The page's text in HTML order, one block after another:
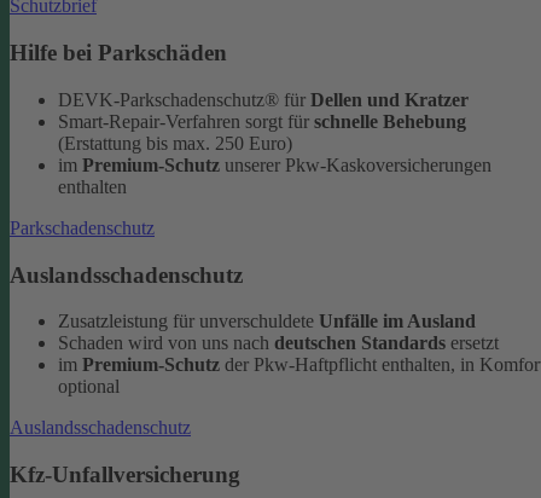
Schutzbrief
Hilfe bei Parkschäden
DEVK-Parkschadenschutz® für Dellen und Kratzer
Smart-Repair-Verfahren sorgt für schnelle Behebung
(Erstattung bis max. 250 Euro)
im Premium-Schutz unserer Pkw-Kaskoversicherungen
enthalten
Parkschadenschutz
Auslandsschadenschutz
Zusatzleistung für unverschuldete Unfälle im Ausland
Schaden wird von uns nach deutschen Standards ersetzt
im Premium-Schutz der Pkw-Haftpflicht enthalten, in
optional
Auslandsschadenschutz
Kfz-Unfallversicherung